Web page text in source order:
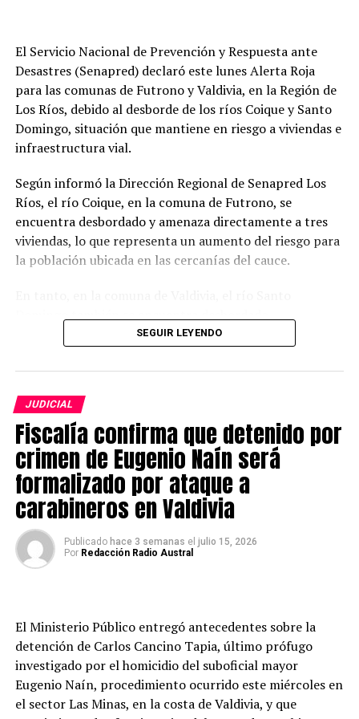
El Servicio Nacional de Prevención y Respuesta ante
Desastres (Senapred) declaró este lunes Alerta Roja
para las comunas de Futrono y Valdivia, en la Región de
Los Ríos, debido al desborde de los ríos Coique y Santo
Domingo, situación que mantiene en riesgo a viviendas e
infraestructura vial.
Según informó la Dirección Regional de Senapred Los
Ríos, el río Coique, en la comuna de Futrono, se
encuentra desbordado y amenaza directamente a tres
viviendas, lo que representa un aumento del riesgo para
la población ubicada en las cercanías del cauce.
provocando la interrupción de la conectividad en la
cercanas.
La Alerta Roja comenzó a regir este lunes y
permanecerá vigente hasta que las condiciones del
evento lo ameriten. Con esta medida, Senapred indicó
que se movilizarán todos los recursos necesarios y
disponibles para enfrentar la emergencia y controlar
sus efectos, considerando la magnitud y severidad de la
situación.
Asimismo, el organismo informó que continúa vigente la
Medidas de prevención
Senapred instruyó a los municipios y a los organismos
que integran el Sistema Nacional de Prevención y
Respuesta ante Desastres (Sinapred) a mantener una
SEGUIR LEYENDO
JUDICIAL
Fiscalía confirma que detenido por
crimen de Eugenio Naín será
formalizado por ataque a
carabineros en Valdivia
Publicado hace 3 semanas el julio 15, 2026
Por Redacción Radio Austral
El Ministerio Público entregó antecedentes sobre la
detención de Carlos Cancino Tapia, último prófugo
investigado por el homicidio del suboficial mayor
Eugenio Naín, procedimiento ocurrido este miércoles en
el sector Las Minas, en la costa de Valdivia, y que